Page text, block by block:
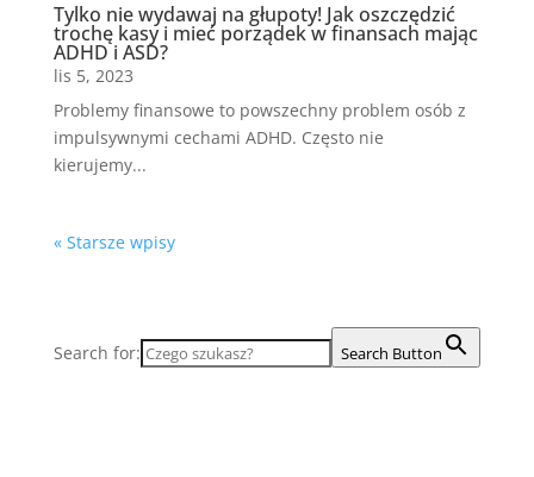
Tylko nie wydawaj na głupoty! Jak oszczędzić
trochę kasy i mieć porządek w finansach mając
ADHD i ASD?
lis 5, 2023
Problemy finansowe to powszechny problem osób z
impulsywnymi cechami ADHD. Często nie
kierujemy...
« Starsze wpisy
Search for: Search Button